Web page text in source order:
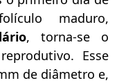
maduro,
, torna-se o
Esse
de diâmetro e,